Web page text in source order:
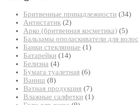
Бритвенные принадлежности 3434
Антистатик 22
товара
Арко (бритвенная косметика) 55
Бальзамы ополаскиватели для волос
Банки стеклянные 11
Батарейки 1414
Белизна 44
товара
Бумага туалетная 66
Ваниш 88
товаров
Ватная продукция 77
товаров
Влажные салфетки 11